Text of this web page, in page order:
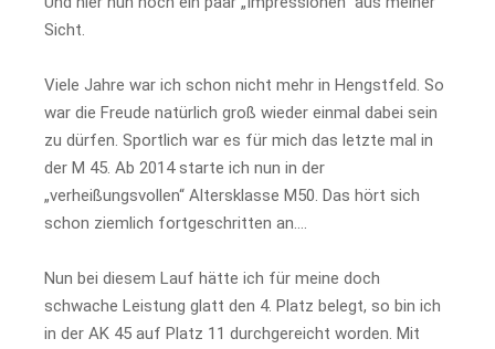
Sicht.
Viele Jahre war ich schon nicht mehr in Hengstfeld. So
war die Freude natürlich groß wieder einmal dabei sein
zu dürfen. Sportlich war es für mich das letzte mal in
der M 45. Ab 2014 starte ich nun in der
„verheißungsvollen“ Altersklasse M50. Das hört sich
schon ziemlich fortgeschritten an….
Nun bei diesem Lauf hätte ich für meine doch
schwache Leistung glatt den 4. Platz belegt, so bin ich
in der AK 45 auf Platz 11 durchgereicht worden. Mit